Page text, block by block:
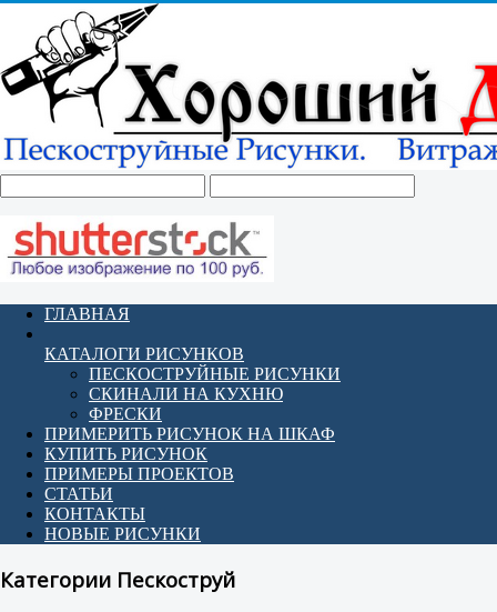
ГЛАВНАЯ
КАТАЛОГИ РИСУНКОВ
ПЕСКОСТРУЙНЫЕ РИСУНКИ
СКИНАЛИ НА КУХНЮ
ФРЕСКИ
ПРИМЕРИТЬ РИСУНОК НА ШКАФ
КУПИТЬ РИСУНОК
ПРИМЕРЫ ПРОЕКТОВ
СТАТЬИ
КОНТАКТЫ
НОВЫЕ РИСУНКИ
Категории Пескоструй